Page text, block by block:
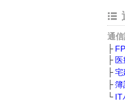
通
FP
宅
簿
IT